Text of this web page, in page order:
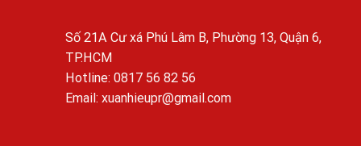
Số 21A Cư xá Phú Lâm B, Phường 13, Quận 6,
TP.HCM
Hotline: 0817 56 82 56
Email: xuanhieupr@gmail.com